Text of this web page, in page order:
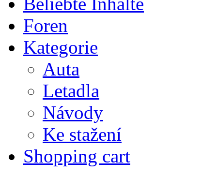
Foren
Kategorie
Auta
Letadla
Návody
Ke stažení
Shopping cart